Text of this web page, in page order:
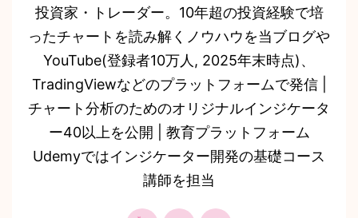
投資家・トレーダー。10年超の投資経験で培
ったチャートを読み解くノウハウを当ブログや
YouTube(登録者10万人, 2025年末時点)、
TradingViewなどのプラットフォームで発信 |
チャート分析のためのオリジナルインジケータ
ー40以上を公開 | 教育プラットフォーム
Udemyではインジケーター開発の基礎コース
講師を担当